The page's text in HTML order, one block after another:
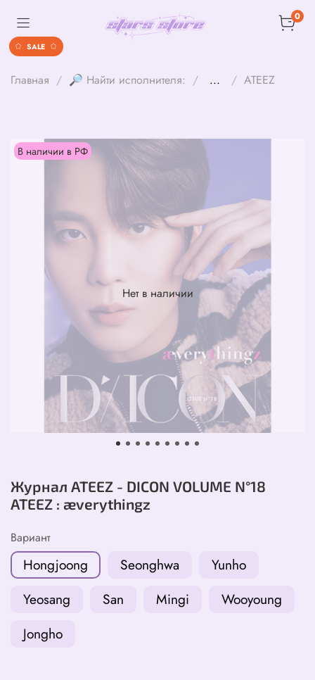
0
Главная 🔎 Найти исполнителя: ... ATEEZ
Нет в наличии
В наличии в РФ
Журнал ATEEZ - DICON VOLUME N°18
ATEEZ : æverythingz
Вариант
Hongjoong Seonghwa
Yunho
Yeosang
San Mingi
Wooyoung
Jongho